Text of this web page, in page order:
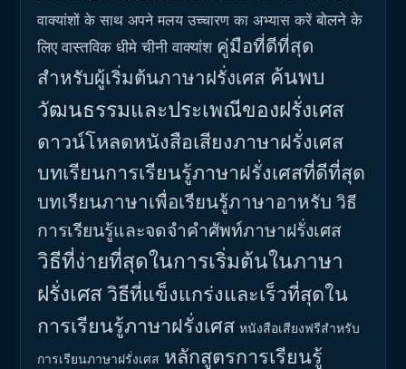
वाक्यांशों के साथ अपने मलय उच्चारण का अभ्यास करें बोलने के
लिए वास्तविक धीमे चीनी वाक्यांश คู่มือที่ดีที่สุด
สำหรับผู้เริ่มต้นภาษาฝรั่งเศส ค้นพบ
วัฒนธรรมและประเพณีของฝรั่งเศส
ดาวน์โหลดหนังสือเสียงภาษาฝรั่งเศส
บทเรียนการเรียนรู้ภาษาฝรั่งเศสที่ดีที่สุด
บทเรียนภาษาเพื่อเรียนรู้ภาษาอาหรับ วิธี
การเรียนรู้และจดจำคำศัพท์ภาษาฝรั่งเศส
วิธีที่ง่ายที่สุดในการเริ่มต้นในภาษา
ฝรั่งเศสวิธีที่แข็งแกร่งและเร็วที่สุดใน
การเรียนรู้ภาษาฝรั่งเศส หนังสือเสียงฟรีสำหรับ
การเรียนภาษาฝรั่งเศส หลักสูตรการเรียนรู้